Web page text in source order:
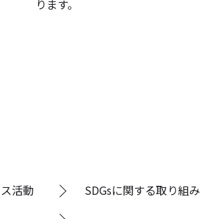
ります。
活動
SDGsに関する取り組み